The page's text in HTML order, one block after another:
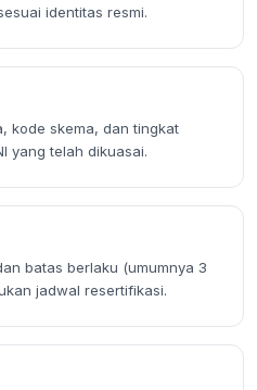
identitas resmi.
kode skema, dan tingkat
yang telah dikuasai.
batas berlaku (umumnya 3
jadwal resertifikasi.